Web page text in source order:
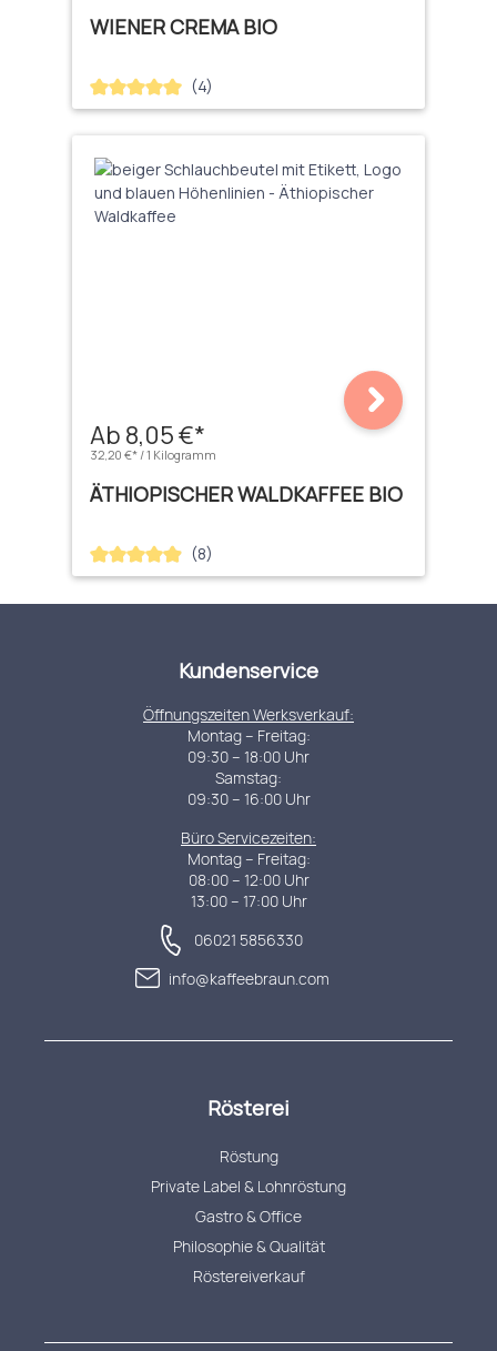
WIENER CREMA BIO
Durchschnittliche Bewertung von 5 von 5 Sternen
(4)
Ab 8,05 €*
32,20 €* / 1 Kilogramm
ÄTHIOPISCHER WALDKAFFEE BIO
Durchschnittliche Bewertung von 4.88 von 5 Sternen
(8)
Kundenservice
Öffnungszeiten Werksverkauf:
Montag – Freitag:
09:30 – 18:00 Uhr
Samstag:
09:30 – 16:00 Uhr
Büro Servicezeiten:
Montag – Freitag:
08:00 – 12:00 Uhr
13:00 – 17:00 Uhr
06021 5856330
info@kaffeebraun.com
Rösterei
Röstung
Private Label & Lohnröstung
Gastro & Office
Philosophie & Qualität
Röstereiverkauf